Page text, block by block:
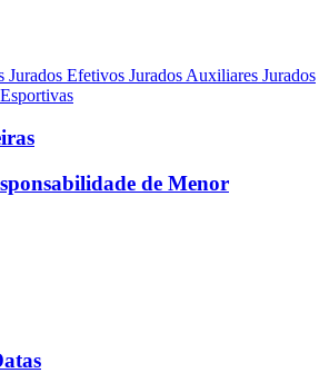
Jurados Efetivos Jurados Auxiliares Jurados
de Menor